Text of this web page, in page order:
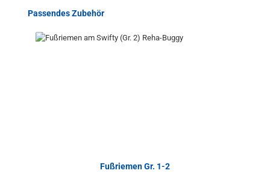
Produktgalerie überspringen
Passendes Zubehör
Fußriemen Gr. 1-2